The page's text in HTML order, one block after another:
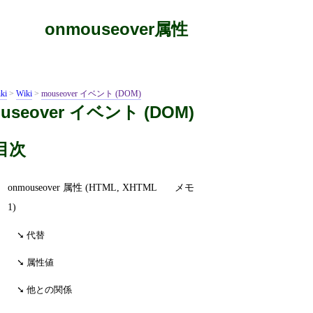
onmouseover属性
> Wiki > mouseover イベント (DOM)
イベント (DOM)
次
onmouseover 属性 (HTML, XHTML
1)
代替
属性値
他との関係
メモ